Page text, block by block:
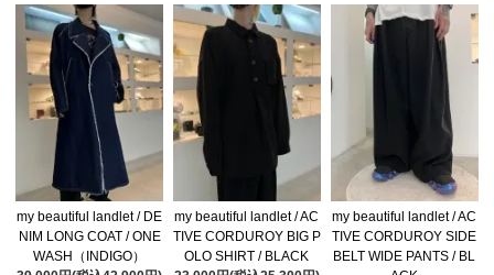
my beautiful landlet / DE
NIM LONG COAT / ONE
WASH（INDIGO）
my beautiful landlet / AC
TIVE CORDUROY BIG P
OLO SHIRT / BLACK
my beautiful landlet / AC
TIVE CORDUROY SIDE
BELT WIDE PANTS / BL